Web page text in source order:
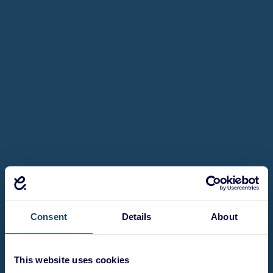
Consent Details About
This website uses cookies